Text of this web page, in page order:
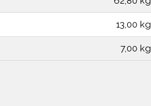
13,00 kg
7,00 kg